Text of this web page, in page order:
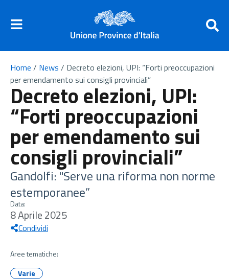
Home / News / Decreto elezioni, UPI: “Forti preoccupazioni
per emendamento sui consigli provinciali”
Decreto elezioni, UPI:
“Forti preoccupazioni
per emendamento sui
consigli provinciali”
Gandolfi: "Serve una riforma non norme
estemporanee”
Data:
8 Aprile 2025
Condividi
Aree tematiche:
Varie